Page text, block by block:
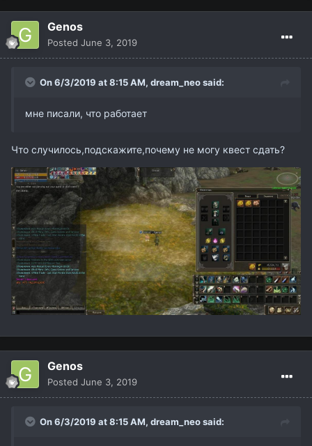
Genos
Posted June 3, 2019
On 6/3/2019 at 8:15 AM, dream_neosaid:
мне писали, что работает
Что случилось,подскажите,почему не могу квест сдать?
Genos
Posted June 3, 2019
On 6/3/2019 at 8:15 AM, dream_neosaid: